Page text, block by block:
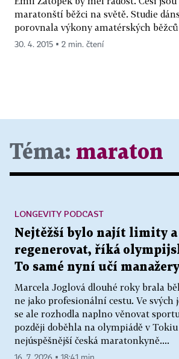
maratonští běžci na světě. Studie
porovnala výkony amatérských běžců
30. 4. 2015 ▪ 2 min. čtení
Téma: maraton
Nejtěžší bylo najít limity a
regenerovat, říká
To samé nyní učí manažery
Marcela Joglová dlouhé roky brala
ne jako profesionální cestu. Ve svých
se ale rozhodla naplno věnovat
později doběhla na olympiádě v
nejúspěšnější česká maratonkyně....
LONGEVITY PODCAST